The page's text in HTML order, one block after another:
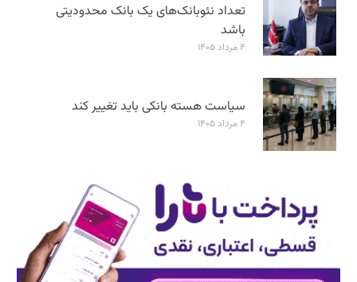
تعداد نئوبانک‌های یک بانک محدودیتی
باشد
۴ مرداد ۱۴۰۵
سیاست هسته بانکی باید تغییر کند
۴ مرداد ۱۴۰۵